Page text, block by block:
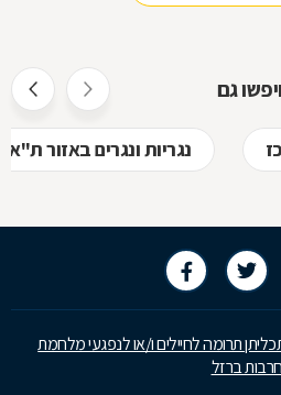
גם
נגריות ונגרים באזור ת"א
תרומה לחיילים ו/או לנפגעי מלחמת
חרבות ברזל